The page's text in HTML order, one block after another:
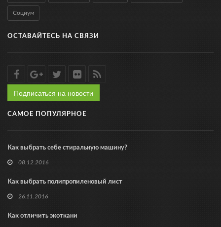
Социум
ОСТАВАЙТЕСЬ НА СВЯЗИ
Подписаться на новости
САМОЕ ПОПУЛЯРНОЕ
Как выбрать себе стиральную машину?
08.12.2016
Как выбрать полипропиленовый лист
26.11.2016
Как отличить экоткани